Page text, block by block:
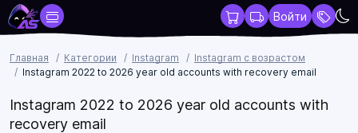
Войти
Главная Категории Instagram
Instagram с возрастом
Instagram 2022 to 2026 year old accounts with recovery email
Instagram 2022 to 2026 year old accounts with
recovery email